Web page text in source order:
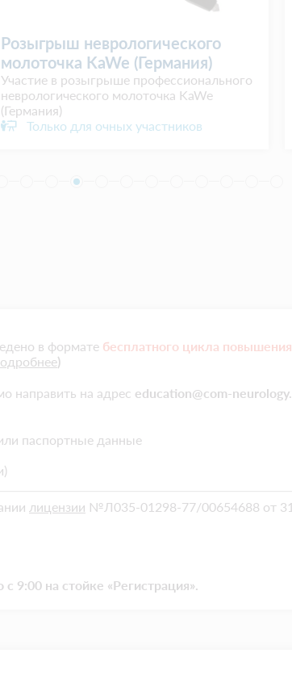
KaWe
Статус и
Ассоциации на 1
Сертификат
год – официальный
дополнение к
Только для
в формате бесплатного цикла
)
направить на адрес education@com-
паспортные данные
лицензии №Л035-01298-77/00654688 от
9:00 на стойке «Регистрация».